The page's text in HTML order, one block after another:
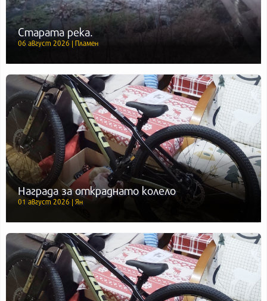
Старата река.
06 август 2026 | Пламен
Награда за откраднато колело
01 август 2026 | Ян